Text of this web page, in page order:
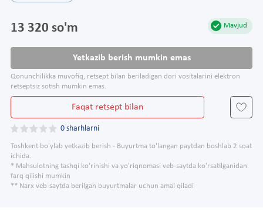
Mavjud
13 320 so'm
Yetkazib berish mumkin emas
Qonunchilikka muvofiq, retsept bilan beriladigan dori vositalarini elektron
retseptsiz sotish mumkin emas.
Faqat retsept bilan
0 sharhlarni
Toshkent bo'ylab yetkazib berish - Buyurtma to'langan paytdan boshlab 2 soat
ichida.
* Mahsulotning tashqi ko'rinishi va yo'riqnomasi veb-saytda ko'rsatilganidan
farq qilishi mumkin
** Narx veb-saytda berilgan buyurtmalar uchun amal qiladi